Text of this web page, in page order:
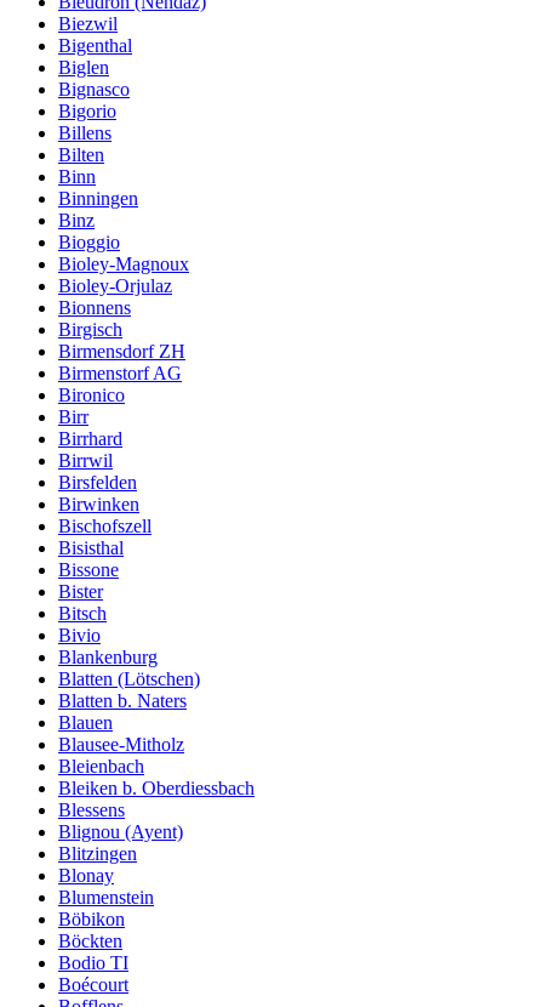
Biezwil
Bigenthal
Biglen
Bignasco
Bigorio
Billens
Bilten
Binn
Binningen
Binz
Bioggio
Bioley-Magnoux
Bioley-Orjulaz
Bionnens
Birgisch
Birmensdorf ZH
Birmenstorf AG
Bironico
Birr
Birrhard
Birrwil
Birsfelden
Birwinken
Bischofszell
Bisisthal
Bissone
Bister
Bitsch
Bivio
Blankenburg
Blatten (Lötschen)
Blatten b. Naters
Blauen
Blausee-Mitholz
Bleienbach
Bleiken b. Oberdiessbach
Blessens
Blignou (Ayent)
Blitzingen
Blonay
Blumenstein
Böbikon
Böckten
Bodio TI
Boécourt